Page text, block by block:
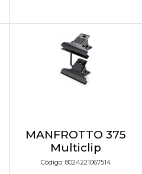
MANFROTTO 375
Multiclip
Código: 8024221067514